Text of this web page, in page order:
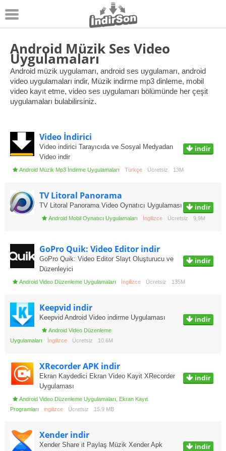
Pc Oyunları
Windows
Android Oyunları
Android Müzik Ses Video
Uygulamaları
Android müzik uygulamarı, android ses uygulamarı, android
video uygulamaları indir, Müzik indirme mp3 dinleme, mobil
video kayıt etme, video ses uygulamarı bölümünde her çeşit
uygulamaları bulabilirsiniz.
Video İndirici
indir
Video indirici Tarayıcıda ve Sosyal Medyadan
Video indir
Android Müzik Mp3 İndirme Uygulamaları Türkçe Ücretsiz 13M
TV Litoral Panorama
indir
TV Litoral Panorama Video Oynatıcı Uygulaması
Android Mobil Oynatıcı Uygulamaları İngilizce Ücretsiz 9,9M
GoPro Quik: Video Editor indir
indir
GoPro Quik: Video Editor Slayt Oluşturucu ve
Düzenleyici
Android Video Düzenleme Uygulamaları İngilizce Ücretsiz 135M
Keepvid indir
indir
Keepvid Android Video indirme Uygulaması
Android Video Düzenleme
Uygulamaları
İngilizce Ücretsiz 10.6M
XRecorder APK indir
indir
Ekran Kaydedici Ekran Video Kayit XRecorder
Uygulaması
Android Video Düzenleme Uygulamaları
Ekran Kayıt
Programları
ingilizce Ücretsiz 15.9 MB
Xender indir
indir
Xender Share it Paylaş Müzik Xender Apk